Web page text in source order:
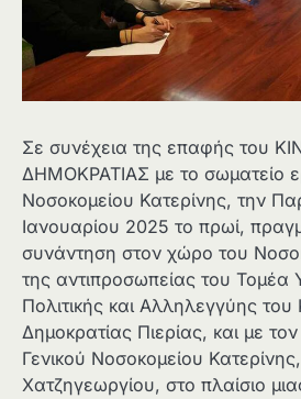
Σε συνέχεια της επαφής του
ΔΗΜΟΚΡΑΤΙΑΣ με το σωματείο
Νοσοκομείου Κατερίνης, την
Ιανουαρίου 2025 το πρωί,
συνάντηση στον χώρο του
της αντιπροσωπείας του Τομέα
Πολιτικής και Αλληλεγγύης του
Δημοκρατίας Πιερίας, και με τον
Γενικού Νοσοκομείου
Χατζηγεωργίου, στο πλαίσιο